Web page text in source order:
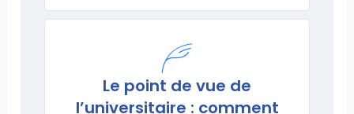
Le point de vue de
l’universitaire : comment